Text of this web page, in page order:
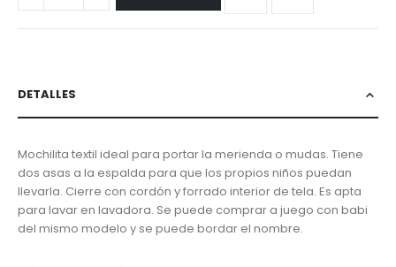
DETALLES
Mochilita textil ideal para portar la merienda o mudas. Tiene
dos asas a la espalda para que los propios niños puedan
llevarla. Cierre con cordón y forrado interior de tela. Es apta
para lavar en lavadora. Se puede comprar a juego con babi
del mismo modelo y se puede bordar el nombre.